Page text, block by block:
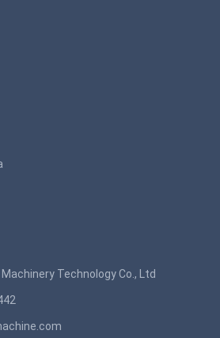
Technology Co., Ltd